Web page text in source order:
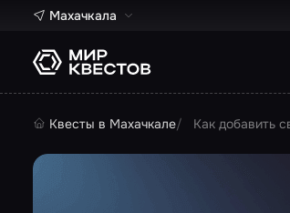
Махачкала
Квесты в Махачкале Как добавить